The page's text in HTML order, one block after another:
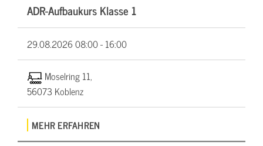
ADR-Aufbaukurs Klasse 1
29.08.202608:00 - 16:00
Moselring 11,
56073 Koblenz
MEHR ERFAHREN